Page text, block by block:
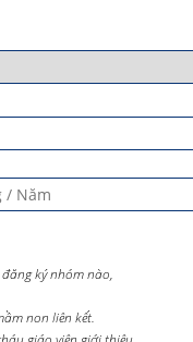
ký nhóm nào,
non liên kết.